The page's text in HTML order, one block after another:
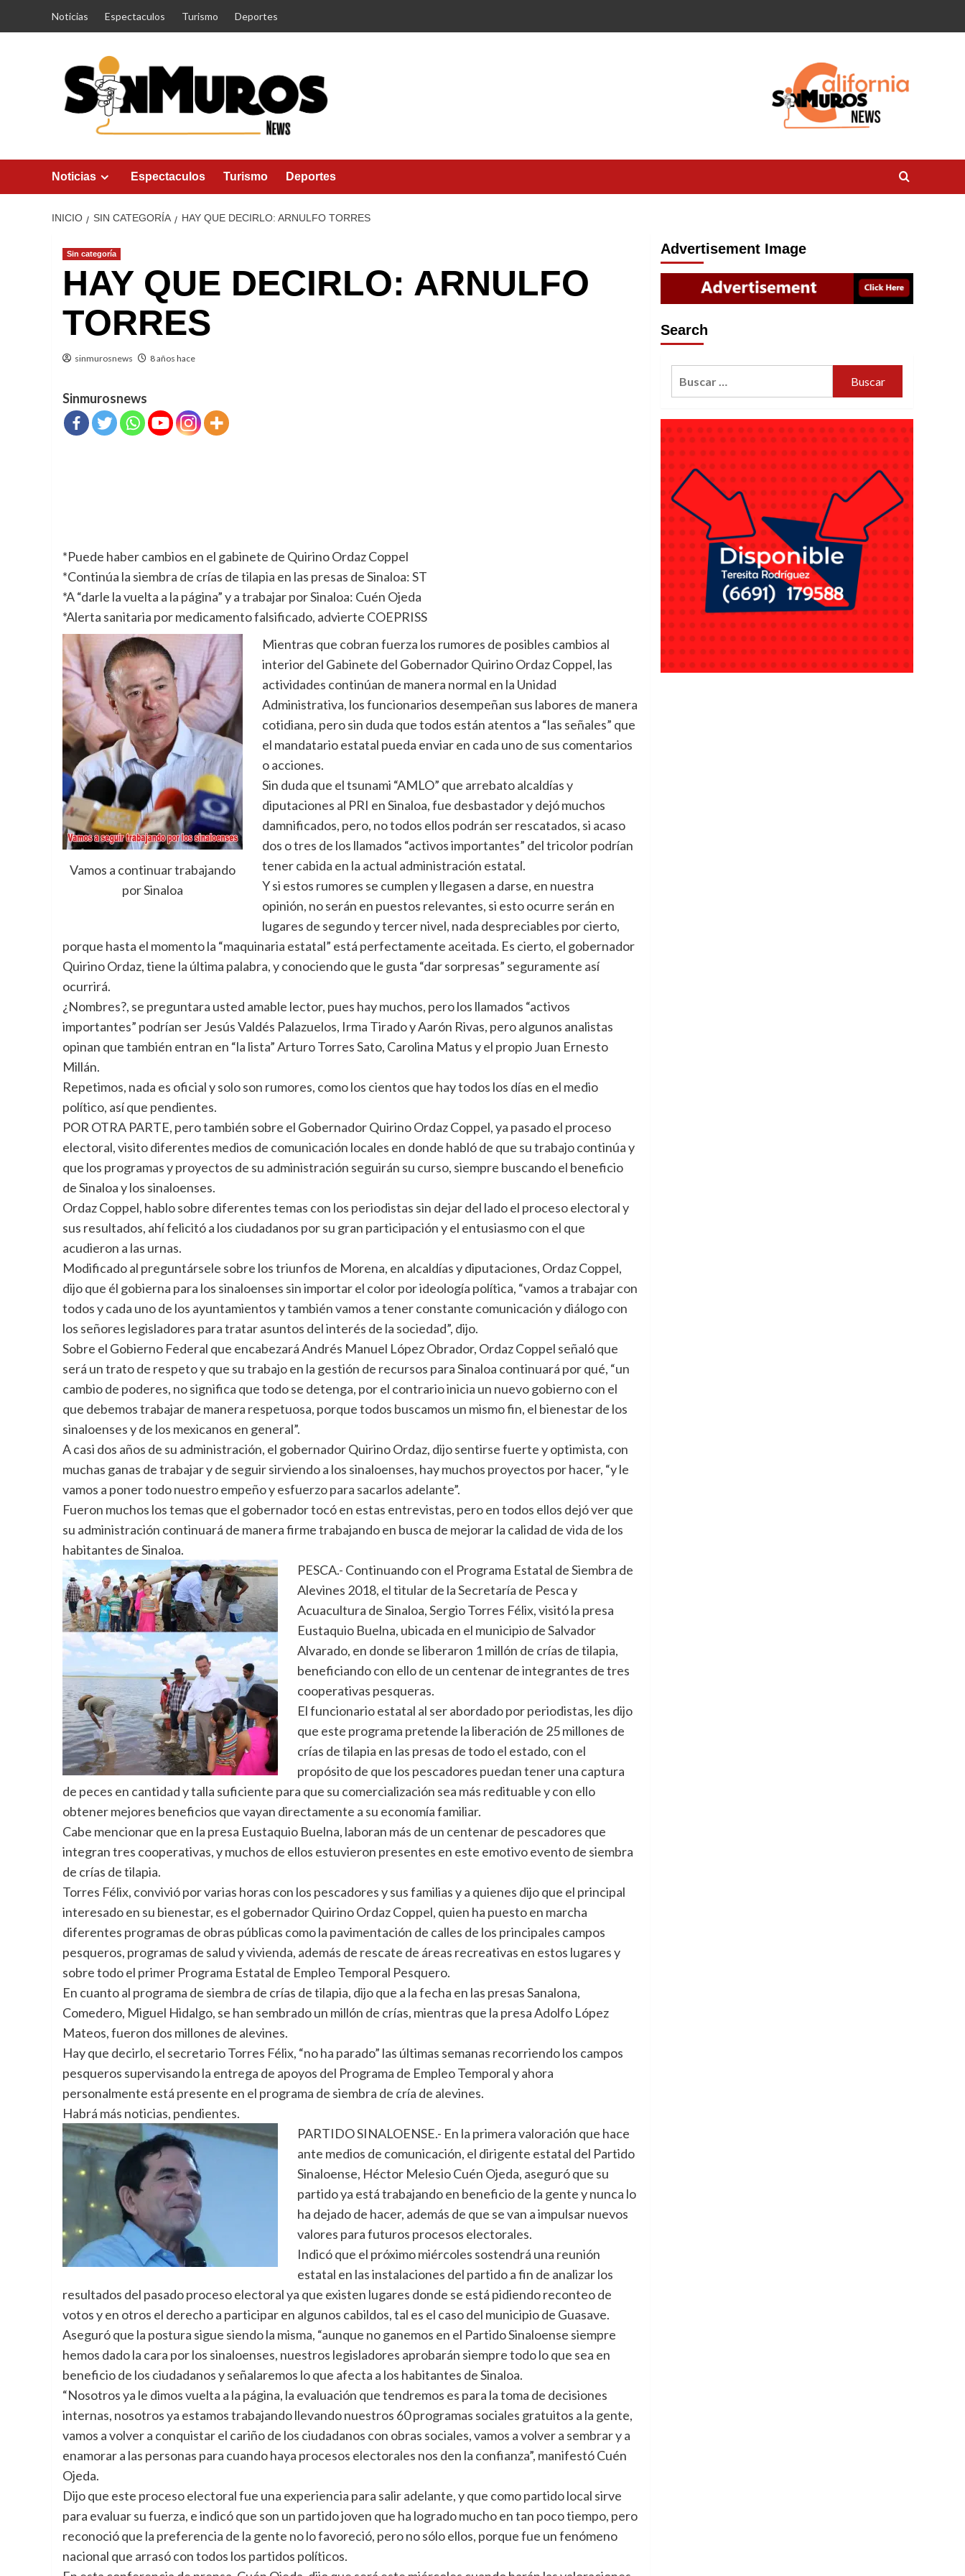
Noticias Espectaculos Turismo Deportes
Noticias Espectaculos Turismo Deportes
INICIO SIN CATEGORÍA HAY QUE DECIRLO: ARNULFO TORRES
Sin categoría
HAY QUE DECIRLO: ARNULFO
TORRES
sinmurosnews 8 años hace
Sinmurosnews
*Puede haber cambios en el gabinete de Quirino Ordaz Coppel
*Continúa la siembra de crías de tilapia en las presas de Sinaloa: ST
*A “darle la vuelta a la página” y a trabajar por Sinaloa: Cuén Ojeda
*Alerta sanitaria por medicamento falsificado, advierte COEPRISS
Vamos a continuar trabajando
por Sinaloa
Mientras que cobran fuerza los rumores de posibles cambios al
interior del Gabinete del Gobernador Quirino Ordaz Coppel, las
actividades continúan de manera normal en la Unidad
Administrativa, los funcionarios desempeñan sus labores de manera
cotidiana, pero sin duda que todos están atentos a “las señales” que
el mandatario estatal pueda enviar en cada uno de sus comentarios
o acciones.
Sin duda que el tsunami “AMLO” que arrebato alcaldías y
diputaciones al PRI en Sinaloa, fue desbastador y dejó muchos
damnificados, pero, no todos ellos podrán ser rescatados, si acaso
dos o tres de los llamados “activos importantes” del tricolor podrían
tener cabida en la actual administración estatal.
Y si estos rumores se cumplen y llegasen a darse, en nuestra
opinión, no serán en puestos relevantes, si esto ocurre serán en
lugares de segundo y tercer nivel, nada despreciables por cierto,
porque hasta el momento la “maquinaria estatal” está perfectamente aceitada. Es cierto, el gobernador
Quirino Ordaz, tiene la última palabra, y conociendo que le gusta “dar sorpresas” seguramente así
ocurrirá.
¿Nombres?, se preguntara usted amable lector, pues hay muchos, pero los llamados “activos
importantes” podrían ser Jesús Valdés Palazuelos, Irma Tirado y Aarón Rivas, pero algunos analistas
opinan que también entran en “la lista” Arturo Torres Sato, Carolina Matus y el propio Juan Ernesto
Millán.
Repetimos, nada es oficial y solo son rumores, como los cientos que hay todos los días en el medio
político, así que pendientes.
POR OTRA PARTE, pero también sobre el Gobernador Quirino Ordaz Coppel, ya pasado el proceso
electoral, visito diferentes medios de comunicación locales en donde habló de que su trabajo continúa y
que los programas y proyectos de su administración seguirán su curso, siempre buscando el beneficio
de Sinaloa y los sinaloenses.
Ordaz Coppel, hablo sobre diferentes temas con los periodistas sin dejar del lado el proceso electoral y
sus resultados, ahí felicitó a los ciudadanos por su gran participación y el entusiasmo con el que
acudieron a las urnas.
Modificado al preguntársele sobre los triunfos de Morena, en alcaldías y diputaciones, Ordaz Coppel,
dijo que él gobierna para los sinaloenses sin importar el color por ideología política, “vamos a trabajar con
todos y cada uno de los ayuntamientos y también vamos a tener constante comunicación y diálogo con
los señores legisladores para tratar asuntos del interés de la sociedad”, dijo.
Sobre el Gobierno Federal que encabezará Andrés Manuel López Obrador, Ordaz Coppel señaló que
será un trato de respeto y que su trabajo en la gestión de recursos para Sinaloa continuará por qué, “un
cambio de poderes, no significa que todo se detenga, por el contrario inicia un nuevo gobierno con el
que debemos trabajar de manera respetuosa, porque todos buscamos un mismo fin, el bienestar de los
sinaloenses y de los mexicanos en general”.
A casi dos años de su administración, el gobernador Quirino Ordaz, dijo sentirse fuerte y optimista, con
muchas ganas de trabajar y de seguir sirviendo a los sinaloenses, hay muchos proyectos por hacer, “y le
vamos a poner todo nuestro empeño y esfuerzo para sacarlos adelante”.
Fueron muchos los temas que el gobernador tocó en estas entrevistas, pero en todos ellos dejó ver que
su administración continuará de manera firme trabajando en busca de mejorar la calidad de vida de los
habitantes de Sinaloa.
PESCA.- Continuando con el Programa Estatal de Siembra de
Alevines 2018, el titular de la Secretaría de Pesca y
Acuacultura de Sinaloa, Sergio Torres Félix, visitó la presa
Eustaquio Buelna, ubicada en el municipio de Salvador
Alvarado, en donde se liberaron 1 millón de crías de tilapia,
beneficiando con ello de un centenar de integrantes de tres
cooperativas pesqueras.
El funcionario estatal al ser abordado por periodistas, les dijo
que este programa pretende la liberación de 25 millones de
crías de tilapia en las presas de todo el estado, con el
propósito de que los pescadores puedan tener una captura
de peces en cantidad y talla suficiente para que su comercialización sea más redituable y con ello
obtener mejores beneficios que vayan directamente a su economía familiar.
Cabe mencionar que en la presa Eustaquio Buelna, laboran más de un centenar de pescadores que
integran tres cooperativas, y muchos de ellos estuvieron presentes en este emotivo evento de siembra
de crías de tilapia.
Torres Félix, convivió por varias horas con los pescadores y sus familias y a quienes dijo que el principal
interesado en su bienestar, es el gobernador Quirino Ordaz Coppel, quien ha puesto en marcha
diferentes programas de obras públicas como la pavimentación de calles de los principales campos
pesqueros, programas de salud y vivienda, además de rescate de áreas recreativas en estos lugares y
sobre todo el primer Programa Estatal de Empleo Temporal Pesquero.
En cuanto al programa de siembra de crías de tilapia, dijo que a la fecha en las presas Sanalona,
Comedero, Miguel Hidalgo, se han sembrado un millón de crías, mientras que la presa Adolfo López
Mateos, fueron dos millones de alevines.
Hay que decirlo, el secretario Torres Félix, “no ha parado” las últimas semanas recorriendo los campos
pesqueros supervisando la entrega de apoyos del Programa de Empleo Temporal y ahora
personalmente está presente en el programa de siembra de cría de alevines.
Habrá más noticias, pendientes.
PARTIDO SINALOENSE.- En la primera valoración que hace
ante medios de comunicación, el dirigente estatal del Partido
Sinaloense, Héctor Melesio Cuén Ojeda, aseguró que su
partido ya está trabajando en beneficio de la gente y nunca lo
ha dejado de hacer, además de que se van a impulsar nuevos
valores para futuros procesos electorales.
Indicó que el próximo miércoles sostendrá una reunión
estatal en las instalaciones del partido a fin de analizar los
resultados del pasado proceso electoral ya que existen lugares donde se está pidiendo reconteo de
votos y en otros el derecho a participar en algunos cabildos, tal es el caso del municipio de Guasave.
Aseguró que la postura sigue siendo la misma, “aunque no ganemos en el Partido Sinaloense siempre
hemos dado la cara por los sinaloenses, nuestros legisladores aprobarán siempre todo lo que sea en
beneficio de los ciudadanos y señalaremos lo que afecta a los habitantes de Sinaloa.
“Nosotros ya le dimos vuelta a la página, la evaluación que tendremos es para la toma de decisiones
internas, nosotros ya estamos trabajando llevando nuestros 60 programas sociales gratuitos a la gente,
vamos a volver a conquistar el cariño de los ciudadanos con obras sociales, vamos a volver a sembrar y a
enamorar a las personas para cuando haya procesos electorales nos den la confianza”, manifestó Cuén
Ojeda.
Dijo que este proceso electoral fue una experiencia para salir adelante, y que como partido local sirve
para evaluar su fuerza, e indicó que son un partido joven que ha logrado mucho en tan poco tiempo, pero
reconoció que la preferencia de la gente no lo favoreció, pero no sólo ellos, porque fue un fenómeno
nacional que arrasó con todos los partidos políticos.
Advertisement Image
Search